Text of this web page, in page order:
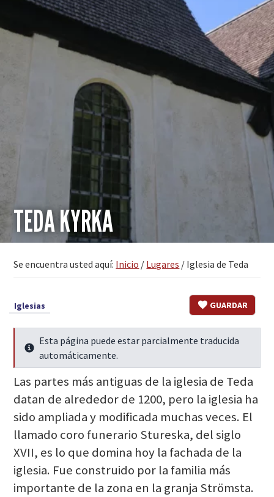
TEDA KYRKA
Se encuentra usted aquí: Inicio / Lugares / Iglesia de Teda
GUARDAR
Iglesias
Seguir leyendo
Esta página puede estar parcialmente traducida
automáticamente.
Las partes más antiguas de la iglesia de Teda
datan de alrededor de 1200, pero la iglesia ha
sido ampliada y modificada muchas veces. El
llamado coro funerario Stureska, del siglo
XVII, es lo que domina hoy la fachada de la
iglesia. Fue construido por la familia más
importante de la zona en la granja Strömsta.